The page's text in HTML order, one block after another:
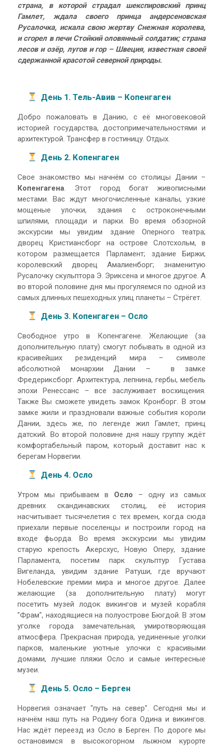
страна, в которой страдал шекспировский принц
Гамлет, ждала своего принца андерсеновская
Русалочка, искала свою жертву Снежная королева,
и сгорел в печи Стойкий оловянный солдатик; страна
лесов и озёр, лугов и гор – Швеция, известная своей
сдержанной красотой северной природы.
День 1. Тель-Авив – Копенгаген
Добро пожаловать в Данию, с её многовековой
историей государства, достопримечательностями и
архитектурой. Трансфер в гостиницу. Отдых.
День 2. Копенгаген
Свое знакомство мы начнём со столицы Дании –
Копенгагена . Этот город богат живописными
местами. Вас ждут многочисленные каналы, узкие
мощеные улочки, здания с остроконечными
шпилями, площади и парки. Во время обзорной
экскурсии мы увидим здание Оперного театра;
дворец Кристиансборг на острове Слотсхольм, в
котором размещается Парламент; здание Биржи;
королевский дворец Амалиенборг; знаменитую
Русалочку скульптора Э. Эриксена и многое другое. А
во второй половине дня мы прогуляемся по одной из
самых длинных пешеходных улиц планеты – Стрёгет.
День 3. Копенгаген – Осло
Свободное утро в Копенгагене. Желающие (за
дополнительную плату) смогут побывать в одной из
красивейших резиденций мира – символе
абсолютной монархии Дании – в замке
Фредериксборг. Архитектура, лепнина, гербы, мебель
эпохи Ренессанс – все заслуживает восхищения.
Также Вы сможете увидеть замок Кронборг. В этом
замке жили и праздновали важные события короли
Дании, здесь же, по легенде жил Гамлет, принц
датский. Во второй половине дня нашу группу ждёт
комфортабельный паром, который доставит нас к
берегам Норвегии.
День 4. Осло
Утром мы прибываем в Осло – одну из самых
древних скандинавских столиц, её история
насчитывает тысячелетия с тех времен, когда сюда
приехали первые поселенцы и построили город на
входе фьорда. Во время экскурсии мы увидим
старую крепость Акерсхус, Новую Оперу, здание
Парламента, посетим парк скульптур Густава
Вигеланда, увидим здание Ратуши, где вручают
Нобелевские премии мира и многое другое. Далее
желающие (за дополнительную плату) могут
посетить музей лодок викингов и музей корабля
"Фрам", находящиеся на полуострове Бюгдой. В этом
уголке города замечательная, умиротворяющая
атмосфера. Прекрасная природа, уединенные уголки
парков, маленькие уютные улочки с красивыми
домами, лучшие пляжи Осло и самые интересные
музеи.
День 5. Осло – Берген
Норвегия означает "путь на север". Сегодня мы и
начнём наш путь на Родину бога Одина и викингов.
Нас ждёт переезд из Осло в Берген. По дороге мы
остановимся в высокогорном лыжном курорте